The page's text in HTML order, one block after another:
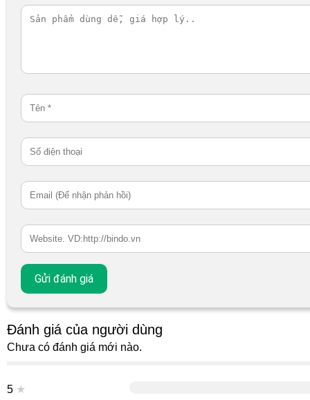
Đánh giá của người dùng
Chưa có đánh giá mới nào.
5 ★